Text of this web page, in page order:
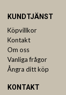
KUNDTJÄNST
Köpvillkor
Kontakt
Om oss
Vanliga frågor
Ångra ditt köp
KONTAKT